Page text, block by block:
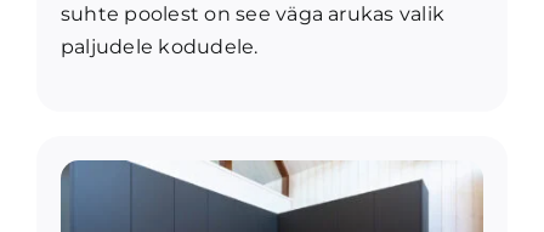
suhte poolest on see väga arukas valik
paljudele kodudele.